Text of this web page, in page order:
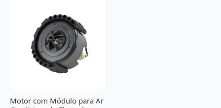
Motor com Módulo para Ar